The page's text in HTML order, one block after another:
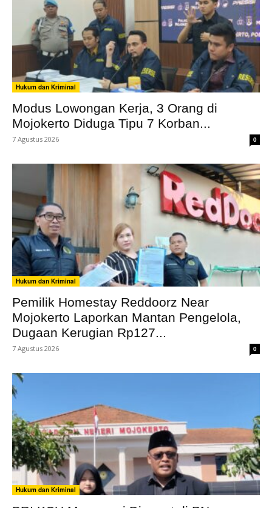
Hukum dan Kriminal
Modus Lowongan Kerja, 3 Orang di
Mojokerto Diduga Tipu 7 Korban...
7 Agustus 2026 0
Hukum dan Kriminal
Pemilik Homestay Reddoorz Near
Mojokerto Laporkan Mantan Pengelola,
Dugaan Kerugian Rp127...
7 Agustus 2026 0
Hukum dan Kriminal